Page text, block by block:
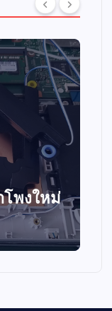
โพงใหม่